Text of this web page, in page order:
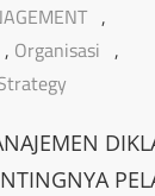
,
, Organisasi ,